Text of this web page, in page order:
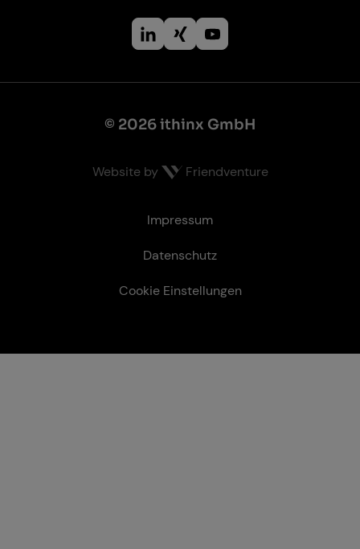
© 2026 ithinx GmbH
Website by Friendventure
Impressum
Datenschutz
Cookie Einstellungen